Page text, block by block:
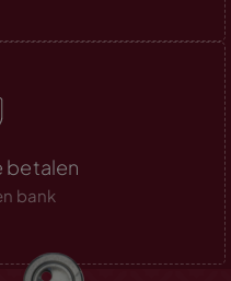
betalen
bank